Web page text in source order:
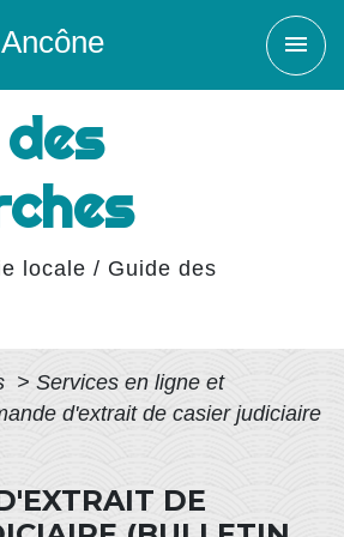
menu
locale / Guide des
> Services en ligne et
d'extrait de casier judiciaire
DE